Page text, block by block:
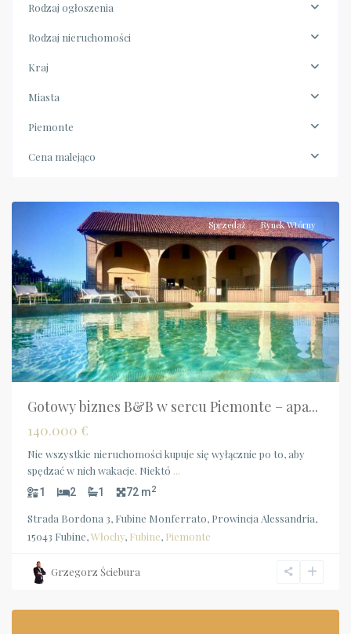
Rodzaj ogłoszenia
Rodzaj nieruchomości
Kraj
Miasta
Piemonte
Cena malejąco
Sprzedaż Rynek Wtórny
Gotowy biznes B&B w sercu Piemonte – apa...
140.000 €
Nie wszystkie nieruchomości kupuje się wyłącznie po to, aby
spędzać w nich wakacje. Niektó ...
1 2 1 72 m2
Strada Bordona 3, Fubine Monferrato, Prowincja Alessandria,
15043 Fubine,Włochy, Fubine, Piemonte
Grzegorz Ściebura